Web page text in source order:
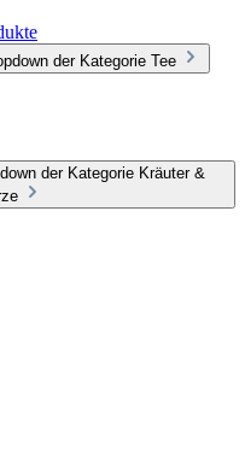
der Kategorie Tee
der Kategorie Kräuter &